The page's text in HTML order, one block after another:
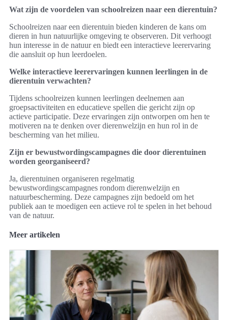
Wat zijn de voordelen van schoolreizen naar een dierentuin?
Schoolreizen naar een dierentuin bieden kinderen de kans om
dieren in hun natuurlijke omgeving te observeren. Dit verhoogt
hun interesse in de natuur en biedt een interactieve leerervaring
die aansluit op hun leerdoelen.
Welke interactieve leerervaringen kunnen leerlingen in de
dierentuin verwachten?
Tijdens schoolreizen kunnen leerlingen deelnemen aan
groepsactiviteiten en educatieve spellen die gericht zijn op
actieve participatie. Deze ervaringen zijn ontworpen om hen te
motiveren na te denken over dierenwelzijn en hun rol in de
bescherming van het milieu.
Zijn er bewustwordingscampagnes die door dierentuinen
worden georganiseerd?
Ja, dierentuinen organiseren regelmatig
bewustwordingscampagnes rondom dierenwelzijn en
natuurbescherming. Deze campagnes zijn bedoeld om het
publiek aan te moedigen een actieve rol te spelen in het behoud
van de natuur.
Meer artikelen